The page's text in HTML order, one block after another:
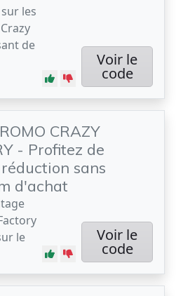
les
de
Voir le
code
CRAZY
- Profitez de
sans
d'achat
le
Voir le
code